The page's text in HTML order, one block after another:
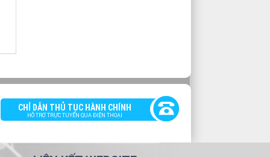
CHỈ DẪN THỦ TỤC HÀNH CHÍNH
HỖ TRỢ TRỰC TUYẾN QUA ĐIỆN THOẠI